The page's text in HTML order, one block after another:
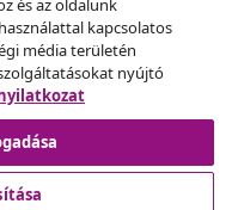
és az oldalunk
kapcsolatos
média területén
nyújtó